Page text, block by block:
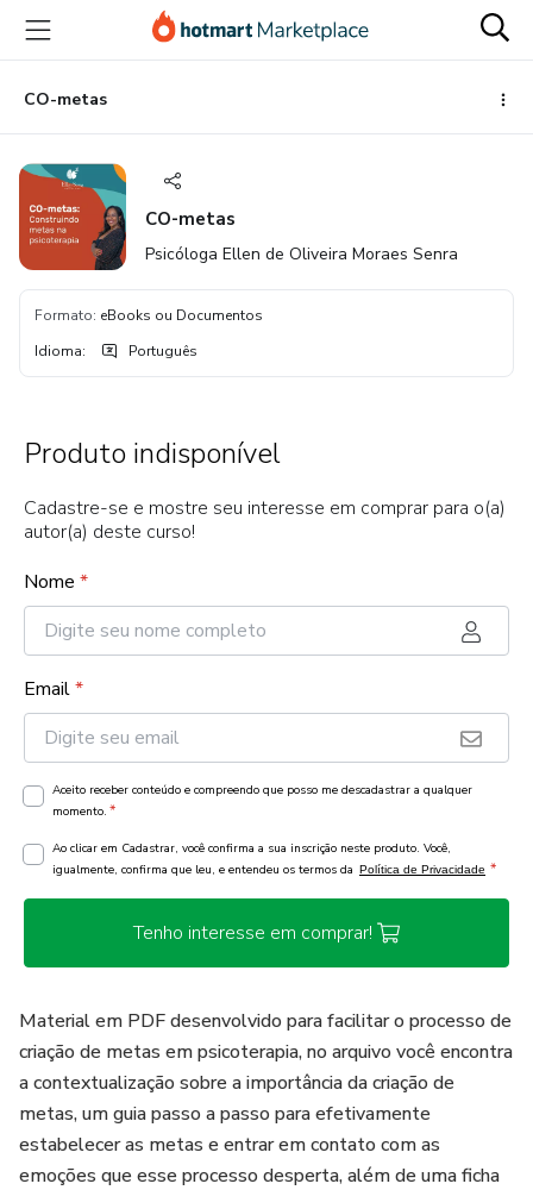
para
conteúdo
principal
para
pagamento
para
rodapéCO-metas
CO-metas
Psicóloga Ellen de Oliveira Moraes Senra
Formato: eBooks ou Documentos
Idioma: Português
Produto indisponível
Cadastre-se e mostre seu interesse em comprar para o(a)
autor(a) deste curso!
Nome *
Email*
Aceito receber conteúdo e compreendo que posso me descadastrar a qualquer
momento. *
Ao clicar em Cadastrar, você confirma a sua inscrição neste produto. Você,
igualmente, confirma que leu, e entendeu os termos da Política de Privacidade *
Tenho interesse em comprar!
Material em PDF desenvolvido para facilitar o processo de
criação de metas em psicoterapia, no arquivo você encontra
a contextualização sobre a importância da criação de
metas, um guia passo a passo para efetivamente
estabelecer as metas e entrar em contato com as
emoções que esse processo desperta, além de uma ficha